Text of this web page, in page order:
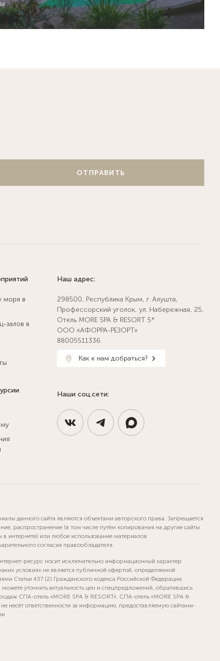
ОТПРАВИТЬ
Наш адрес:
298500, Республика Крым, г. Алушта,
Профессорский уголок, ул. Набережная, 25,
Отель MORE SPA & RESORT 5*
ООО «АФОРРА-РЕЗОРТ»
88005511336
Как к нам добраться?
Наши соц.сети:
моря в
залов в
данного сайта являются объектами авторского права. Запрещается
распространение (в том числе путём копирования на другие сайты
в интернете) или любое использование материалов
согласия правообладателя.
ресурс носит исключительно информационный характер
условиях не является публичной офертой, определяемой
Статьи 437 (2) Гражданского кодекса Российской Федерации.
можете уточнить актуальность цен и спецпредложений, обратившись
СПА-отель «MORE SPA & RESORT». СПА-отель «MORE SPA &
не несёт ответственности за информацию, предоставляемую сайтами-